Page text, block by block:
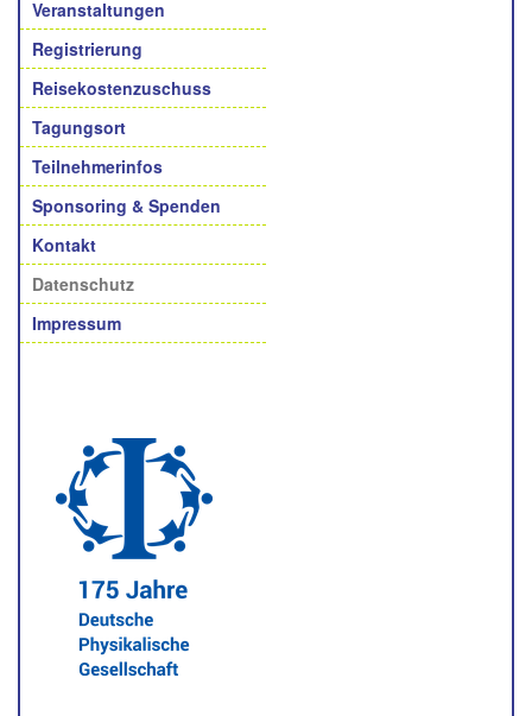
Veranstaltungen
Registrierung
Reisekostenzuschuss
Tagungsort
Teilnehmerinfos
Sponsoring & Spenden
Kontakt
Datenschutz
Impressum